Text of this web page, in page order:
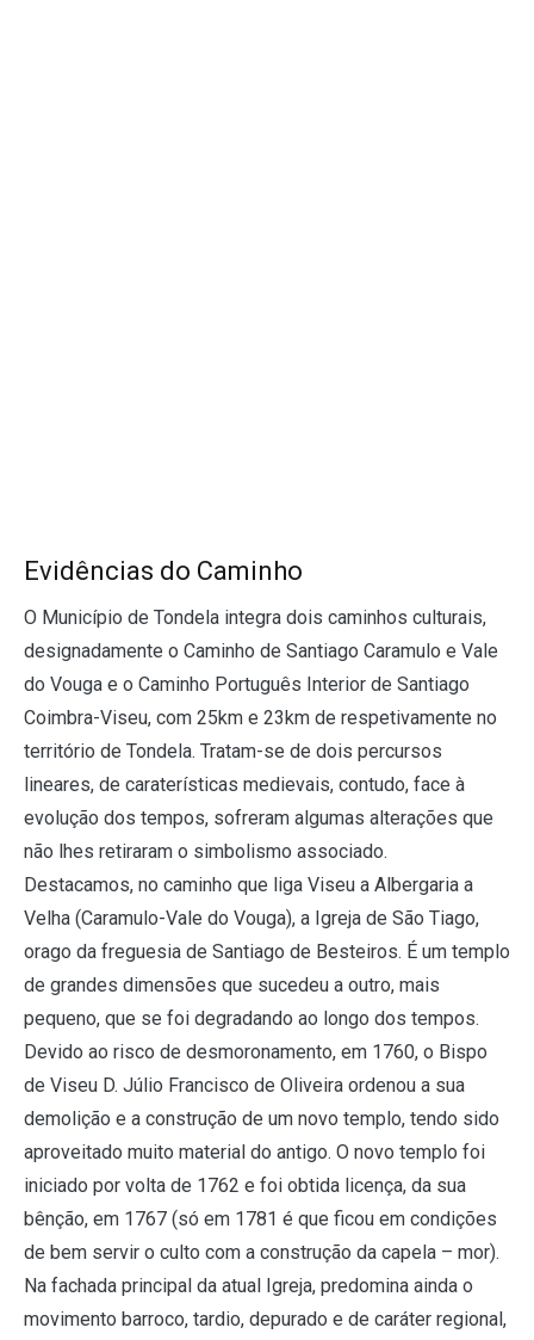
Evidências do Caminho
O Município de Tondela integra dois caminhos culturais,
designadamente o Caminho de Santiago Caramulo e Vale
do Vouga e o Caminho Português Interior de Santiago
Coimbra-Viseu, com 25km e 23km de respetivamente no
território de Tondela. Tratam-se de dois percursos
lineares, de caraterísticas medievais, contudo, face à
evolução dos tempos, sofreram algumas alterações que
não lhes retiraram o simbolismo associado.
Destacamos, no caminho que liga Viseu a Albergaria a
Velha (Caramulo-Vale do Vouga), a Igreja de São Tiago,
orago da freguesia de Santiago de Besteiros. É um templo
de grandes dimensões que sucedeu a outro, mais
pequeno, que se foi degradando ao longo dos tempos.
Devido ao risco de desmoronamento, em 1760, o Bispo
de Viseu D. Júlio Francisco de Oliveira ordenou a sua
demolição e a construção de um novo templo, tendo sido
aproveitado muito material do antigo. O novo templo foi
iniciado por volta de 1762 e foi obtida licença, da sua
bênção, em 1767 (só em 1781 é que ficou em condições
de bem servir o culto com a construção da capela – mor).
Na fachada principal da atual Igreja, predomina ainda o
movimento barroco, tardio, depurado e de caráter regional,